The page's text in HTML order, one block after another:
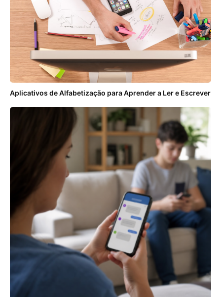
Aplicativos de Alfabetização para Aprender a Ler e Escrever